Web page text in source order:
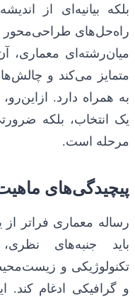
بلکه بیانیه‌ای از
راه‌حل‌های
میان‌رشته‌ای معماری،
متمایز می‌کند و
به همراه دارد.
یک انتخاب، بلکه
مرحله است.
پیچیدگی‌های
رساله معماری فراتر
باید جنبه‌های
تکنولوژیکی و
و گرافیکی ادغام کند.